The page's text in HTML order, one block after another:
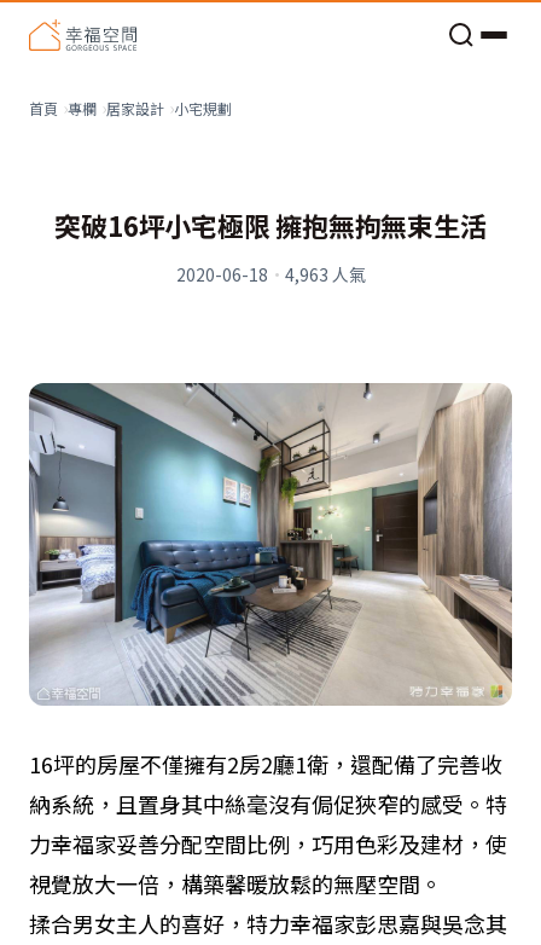
首頁 專欄 居家設計 小宅規劃
突破16坪小宅極限 擁抱無拘無束生活
2020-06-18 · 4,963 人氣
16坪的房屋不僅擁有2房2廳1衛，還配備了完善收
納系統，且置身其中絲毫沒有侷促狹窄的感受。特
力幸福家妥善分配空間比例，巧用色彩及建材，使
視覺放大一倍，構築馨暖放鬆的無壓空間。
揉合男女主人的喜好，特力幸福家彭思嘉與吳念其